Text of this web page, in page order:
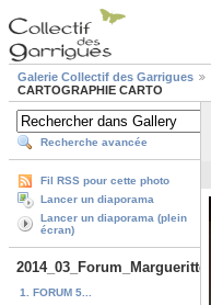
Galerie Collectif des Garrigues
CARTOGRAPHIE CARTO
Recherche avancée
Fil RSS pour cette photo
Lancer un diaporama
Lancer un diaporama (plein
écran)
2014_03_Forum_Marguerittes
1. FORUM 5...